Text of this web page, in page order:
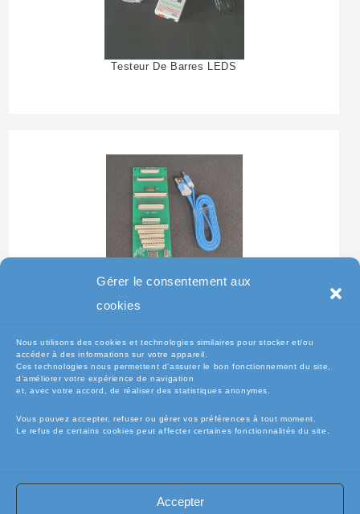
Gérer le consentement aux
cookies
Nous utilisons des cookies et technologies similaires pour stocker et/ou
accéder à des informations sur votre appareil.
Ces technologies nous permettent d’assurer le bon fonctionnement du site,
d’améliorer votre expérience de navigation
et, avec votre accord, de réaliser des statistiques anonymes.
Vous pouvez accepter, refuser ou gérer vos préférences à tout moment.
Le refus de certains cookies peut affecter certaines fonctionnalités du site.
Accepter
Testeur De Barres LEDS